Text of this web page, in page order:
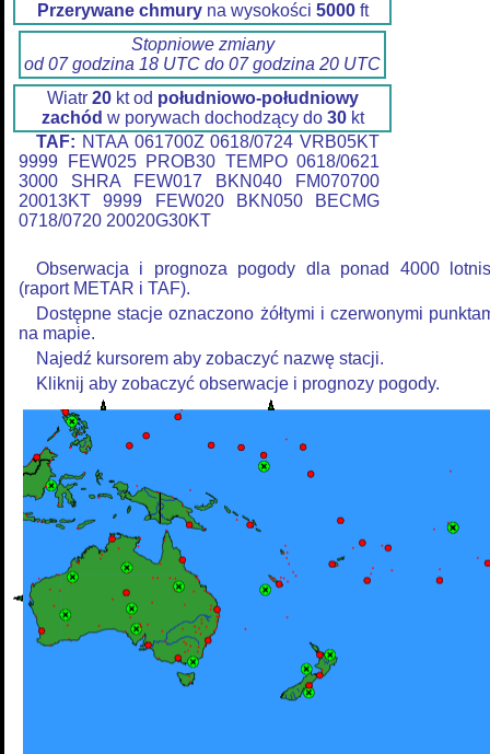
Przerywane chmuryna wysokości 5000ft
Stopniowe zmiany
od 07 godzina 18 UTC do 07 godzina 20 UTC
Wiatr 20kt od południowo-południowy
zachód w porywach dochodzący do 30kt
TAF: NTAA 061700Z 0618/0724 VRB05KT
9999 FEW025 PROB30 TEMPO 0618/0621
3000 SHRA FEW017 BKN040 FM070700
20013KT 9999 FEW020 BKN050 BECMG
0718/0720 20020G30KT
Obserwacja i prognoza pogody dla ponad 4000
(raport METAR i TAF).
Dostępne stacje oznaczono żółtymi i czerwonymi
na mapie.
Najedź kursorem aby zobaczyć nazwę stacji.
Kliknij aby zobaczyć obserwacje i prognozy pogody.